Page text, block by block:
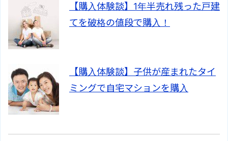
【購入体験談】1年半売れ残った戸建
てを破格の値段で購入！
【購入体験談】子供が産まれたタイ
ミングで自宅マションを購入